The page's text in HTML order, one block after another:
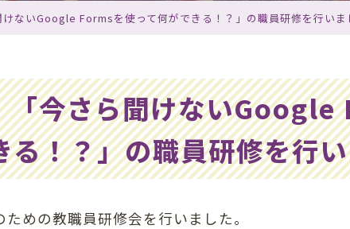
けないGoogle Formsを使って何ができる！？」の職員研修を行いま
「今さら聞けない
る！？」の職員研修を行
めの教職員研修会を行いました。